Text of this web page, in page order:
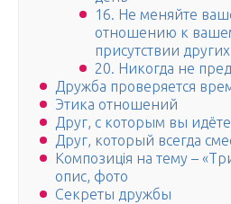
16. Не меняйте
отношению к
присутствии других
20. Никогда не
Дружба проверяется
Этика отношений
Друг, с которым вы
Друг, который всегда
Композиція на тему –
опис, фото
Секреты дружбы